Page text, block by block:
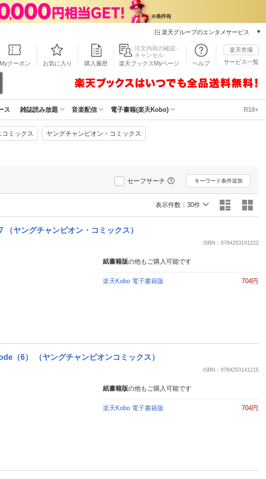
楽天グループのエンタメサービス
本/ゲーム/CD/DVD
楽天ブックス
楽天Kobo
無料テレビ
Rチャンネル
チケット
Myクーポン お気に入り 購入履歴
注文内容の確認・
キャンセル
楽天ブックスMyページ
ヘルプ
楽天市場
サービス一覧
ス 雑誌読み放題 音楽配信 電子書籍(楽天Kobo) R18+
ミックス ヤングチャンピオン・コミックス
セーフサーチ キーワード条件追加
表示件数： 30件
ヤングチャンピオン・コミックス）
ISBN：9784253141222
紙書籍版の他もご購入可能です
楽天Kobo 電子書籍版 704円
6） （ヤングチャンピオンコミックス）
ISBN：9784253141215
紙書籍版の他もご購入可能です
楽天Kobo 電子書籍版 704円